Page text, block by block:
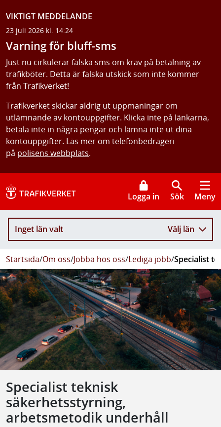
VIKTIGT MEDDELANDE
23 juli 2026 kl. 14:24
Varning för bluff-sms
Just nu cirkulerar falska sms om krav på betalning av
trafikböter. Detta är falska utskick som inte kommer
från Trafikverket!
Trafikverket skickar aldrig ut uppmaningar om
utlämnande av kontouppgifter. Klicka inte på länkarna,
betala inte in några pengar och lämna inte ut dina
kontouppgifter. Läs mer om telefonbedrägeri
på polisens webbplats.
Logga in Sök Meny
Inget län valt Välj län
Startsida/Om oss/Jobba hos oss/Lediga jobb/Specialist
Specialist teknisk
säkerhetsstyrning,
arbetsmetodik underhåll